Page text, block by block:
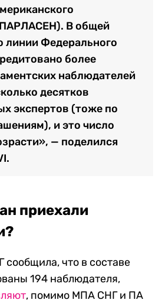
В общей
линии Федерального
более
наблюдателей
десятков
экспертов (тоже по
и это число
— поделился
приехали
что в составе
194 наблюдателя,
, помимо МПА СНГ и ПА